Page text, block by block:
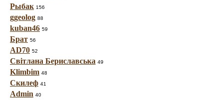
Рыбак 156
ggeolog 88
kuban46 59
Брат 56
AD70 52
Світлана Бериславська 49
Klimbim 48
Скилеф 41
Admin 40